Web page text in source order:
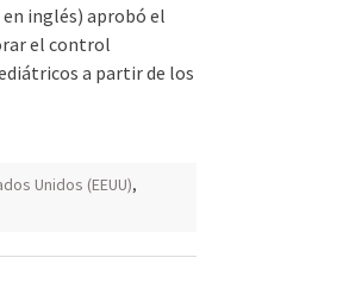
en inglés) aprobó el
el control
a partir de los
Unidos (EEUU),